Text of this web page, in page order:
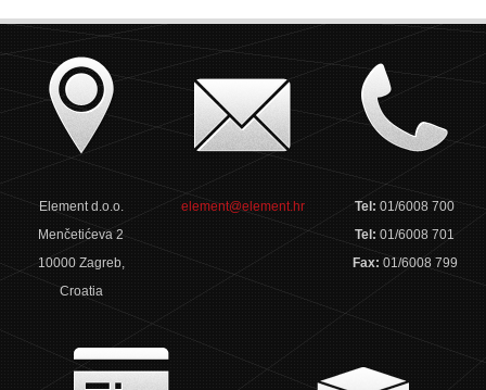
Element d.o.o.
Menčetićeva 2
10000 Zagreb,
Croatia
element@element.hr Tel:01/6008 700
Tel:01/6008 701
Fax: 01/6008 799